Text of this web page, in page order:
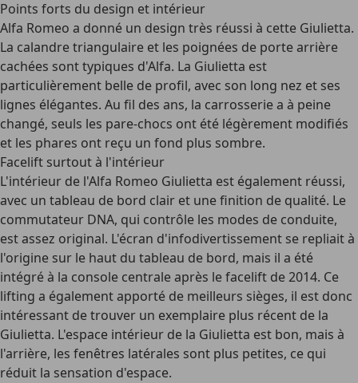
Points forts du design et intérieur
Alfa Romeo a donné un design très réussi à cette Giulietta.
La calandre triangulaire et les poignées de porte arrière
cachées sont typiques d'Alfa. La Giulietta est
particulièrement belle de profil, avec son long nez et ses
lignes élégantes. Au fil des ans, la carrosserie a à peine
changé, seuls les pare-chocs ont été légèrement modifiés
et les phares ont reçu un fond plus sombre.
Facelift surtout à l'intérieur
L'intérieur de l'Alfa Romeo Giulietta est également réussi,
avec un tableau de bord clair et une finition de qualité. Le
commutateur DNA, qui contrôle les modes de conduite,
est assez original. L'écran d'infodivertissement se repliait à
l'origine sur le haut du tableau de bord, mais il a été
intégré à la console centrale après lefacelift de 2014. Ce
lifting a également apporté de meilleurs sièges, il est donc
intéressant de trouver un exemplaire plus récent de la
Giulietta. L'espace intérieur de la Giulietta est bon, mais à
l'arrière, les fenêtres latérales sont plus petites, ce qui
réduit la sensation d'espace.